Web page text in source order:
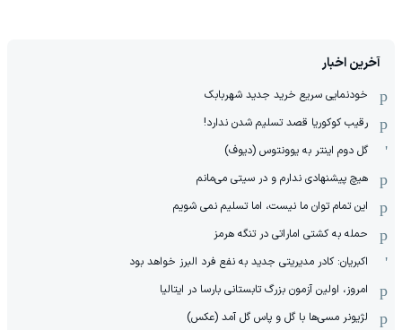
آخرین اخبار
خودنمایی سریع خرید جدید شهربابک
رقیب کوکوریا قصد تسلیم شدن ندارد!
گل دوم اینتر به یوونتوس (دیوف)
هیچ پیشنهادی ندارم و در سیتی می‌مانم
این تمام توان ما نیست، اما تسلیم نمی شویم
حمله به کشتی اماراتی در تنگه هرمز
اکبریان: کادر مدیریتی جدید به نفع فرد البرز خواهد بود
امروز، اولین آزمون بزرگ تابستانی بارسا در ایتالیا
لژیونر مسی‌ها با گل و پاس گل آمد (عکس)